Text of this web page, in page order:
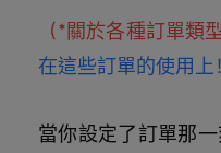
（*關於各種訂單類
在這些訂單的使用上
當你設定了訂單那